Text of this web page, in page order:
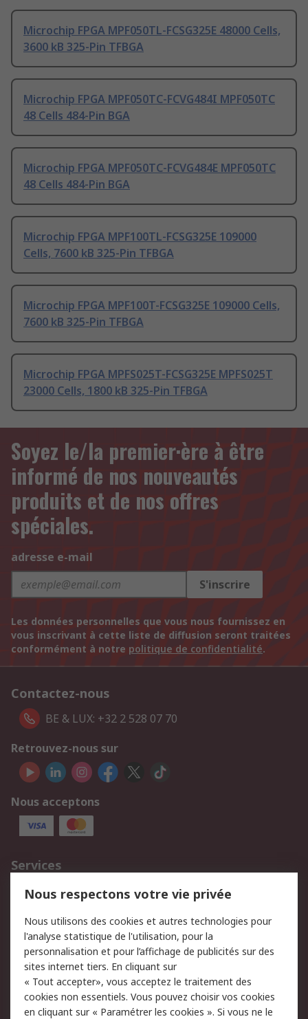
Microchip FPGA MPF050TL-FCSG325E 48000 Cells,
3600 kB 325-Pin TFBGA
Microchip FPGA MPF050TC-FCVG484I MPF050TC
48 Cells 484-Pin BGA
Microchip FPGA MPF050TC-FCVG484E MPF050TC
48 Cells 484-Pin BGA
Microchip FPGA MPF100TL-FCSG325E 109000
Cells, 7600 kB 325-Pin TFBGA
Microchip FPGA MPF100T-FCSG325E 109000 Cells,
7600 kB 325-Pin TFBGA
Microchip FPGA MPFS025T-FCSG325E MPFS025T
23000 Cells, 1800 kB 325-Pin TFBGA
Soyez le/la premier·ère à être
informé de nos nouveautés
produits et de nos offres
spéciales.
adresse e-mail
S'inscrire
Les données personnelles que vous nous fournissez en
vous inscrivant à cette liste de diffusion seront traitées
conformément à notre politique de confidentialité.
Contactez-nous
BE & LUX: +32 2 528 07 70
Retrouvez-nous sur
Nous acceptons
Services
750.000 produits
2.500 marques
Retours
Support technique
Track & trace
Legal
Politique de cookies Sécurité des e-mails
Nous respectons votre vie privée
Nous utilisons des cookies et autres technologies pour
l'analyse statistique de l'utilisation, pour la
personnalisation et pour l’affichage de publicités sur des
sites internet tiers. En cliquant sur
« Tout accepter», vous acceptez le traitement des
cookies non essentiels. Vous pouvez choisir vos cookies
en cliquant sur « Paramétrer les cookies ». Si vous ne le